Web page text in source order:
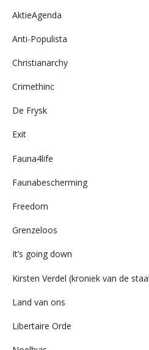
AktieAgenda
Anti-Populista
Christianarchy
Crimethinc
De Frysk
Exit
Fauna4life
Faunabescherming
Freedom
Grenzeloos
It’s going down
Kirsten Verdel (kroniek van de
Land van ons
Libertaire Orde